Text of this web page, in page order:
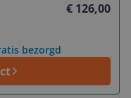
€ 126,00
bezorgd